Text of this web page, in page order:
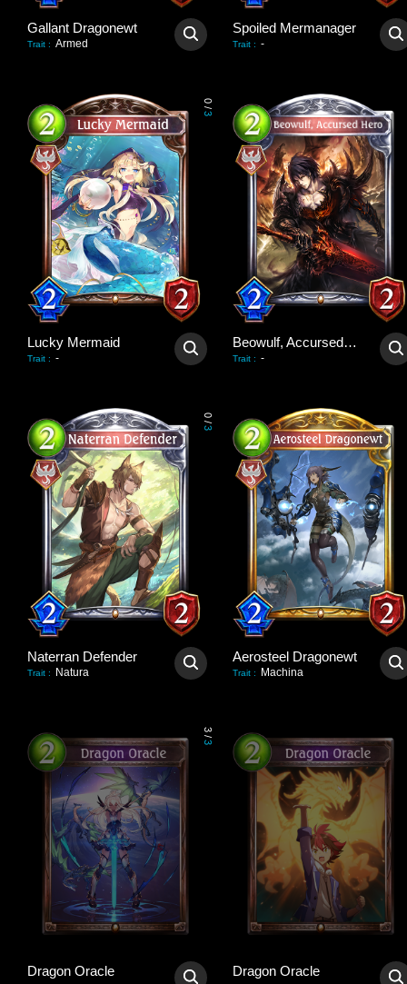
Gallant Dragonewt
Trait : Armed
Spoiled Mermanager
Trait : -
0
/
3
Lucky Mermaid
Trait : -
Beowulf, Accursed Hero
Trait : -
0
/
3
Naterran Defender
Trait : Natura
Aerosteel Dragonewt
Trait : Machina
3
/
3
Dragon Oracle Dragon Oracle